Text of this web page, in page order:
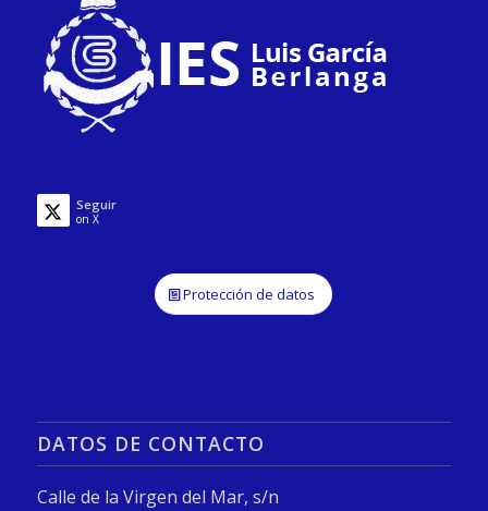
Seguir
on X
Protección de datos
DATOS DE CONTACTO
Calle de la Virgen del Mar, s/n